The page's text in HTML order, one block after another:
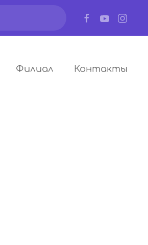
Филиал Контакты